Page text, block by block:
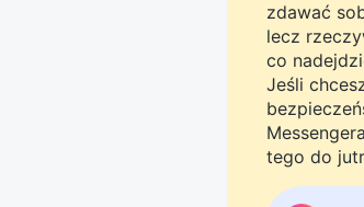
zdawać
lecz
co
Jeśli
tego do